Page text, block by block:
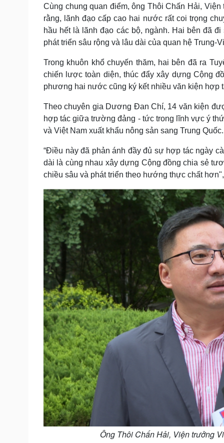
Cùng chung quan điểm, ông Thôi Chấn Hải,
rằng, lãnh đạo cấp cao hai nước rất coi trọng
hầu hết là lãnh đạo các bộ, ngành. Hai bên đã
phát triển sâu rộng và lâu dài của quan hệ Trung-
Trong khuôn khổ chuyến thăm, hai bên đã ra
chiến lược toàn diện, thúc đẩy xây dựng Cộng
phương hai nước cũng ký kết nhiều văn kiện hợp
Theo chuyên gia Dương Đan Chí, 14 văn kiện
hợp tác giữa trường đảng - tức trong lĩnh vực ý
và Việt Nam xuất khẩu nông sản sang Trung Quốc.
“Điều này đã phản ánh đầy đủ sự hợp tác ngày
dài là cùng nhau xây dựng Cộng đồng chia sẻ
chiều sâu và phát triển theo hướng thực chất
Ông Thôi Chấn Hải, Viện trưởng